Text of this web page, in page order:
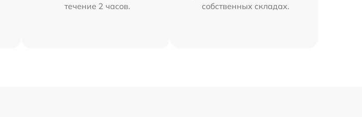
течение 2 часов.
собственных складах.